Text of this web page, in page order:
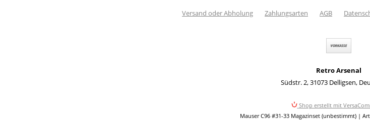
Versand oder Abholung Zahlungsarten AGB
Retro Arsenal
Südstr. 2,31073 Delligsen,
Shop erstellt mit
Mauser C96 #31-33 Magazinset (unbestimmt) |